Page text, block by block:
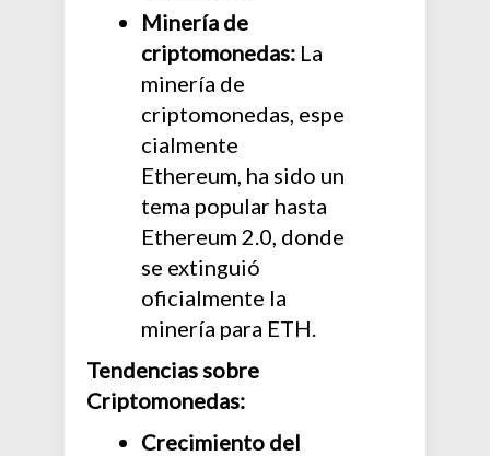
Minería de
criptomonedas: La
minería de
criptomonedas, espe
cialmente
Ethereum, ha sido un
tema popular hasta
Ethereum 2.0, donde
se extinguió
oficialmente la
minería para ETH.
Tendencias sobre
Criptomonedas:
Crecimiento del